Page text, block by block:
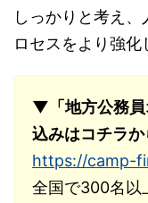
しっかりと考え
ロセスをより強化
▼「地方公務員
込みはコチラか
https://camp-
全国で300名以